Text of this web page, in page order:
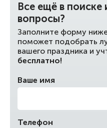
Все ещё в поиске
вопросы?
Заполните форму
поможет подобрать
вашего праздника и
бесплатно!
Ваше имя
Телефон